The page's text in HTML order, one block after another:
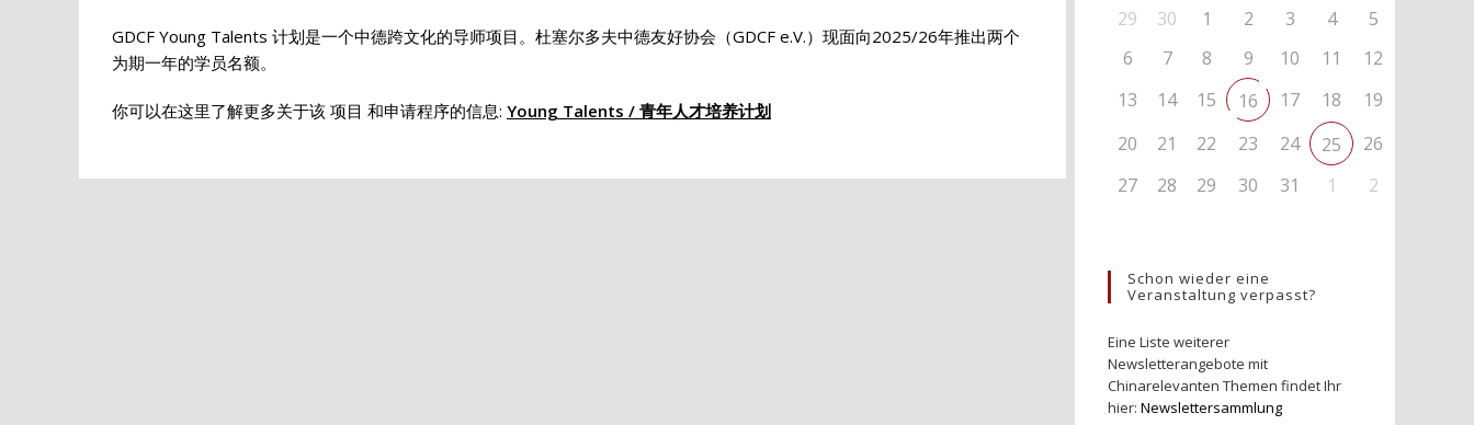
GDCF Young Talents 计划是一个中德跨文化的导师项目。杜塞尔多夫中德友好协会（GDCF e.V.）现面向2025/26年推出两个
为期一年的学员名额。
你可以在这里了解更多关于该 项目 和申请程序的信息: Young Talents / 青年人才培养计划
29 30 1 2 3 4
5
6
7 8 9 10 11
12
13
14 15 16 17 18
19
20
21 22 23 24 25
26
27
28 29 30 31 1 2
Schon wieder eine
Veranstaltung verpasst?
Eine Liste weiterer
Newsletterangebote mit
Chinarelevanten Themen findet Ihr
hier: Newslettersammlung